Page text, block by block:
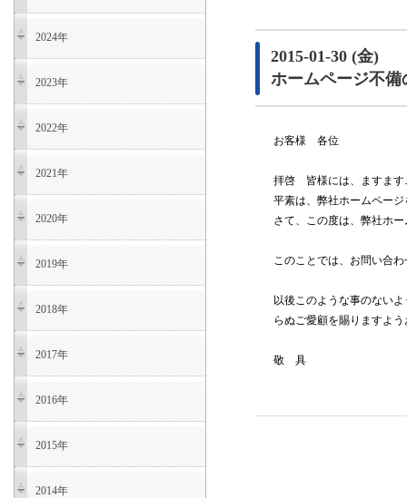
2015-01-30 (金)
ホームページ不備
お客様 各位
拝啓 皆様には、ますます
平素は、弊社ホームペー
さて、この度は、弊社ホ
このことでは、お問い合
以後このような事のない
らぬご愛顧を賜りますよ
敬 具
2024年
2023年
2022年
2021年
2020年
2019年
2018年
2017年
2016年
2015年
2014年